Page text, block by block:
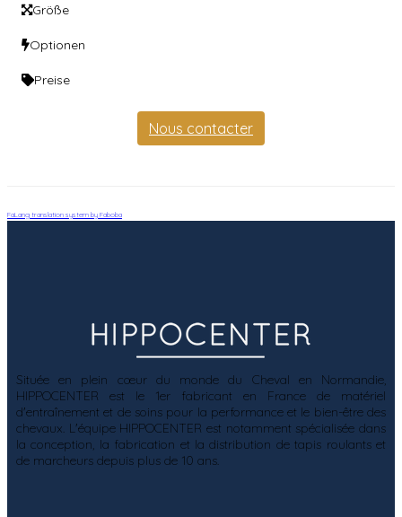
Größe
Optionen
Preise
Nous contacter
FaLang translation system by Faboba
Située en plein cœur du monde du Cheval en Normandie,
HIPPOCENTER est le 1er fabricant en France de matériel
d'entraînement et de soins pour la performance et le bien-être des
chevaux. L'équipe HIPPOCENTER est notamment spécialisée dans
la conception, la fabrication et la distribution de tapis roulants et
de marcheurs depuis plus de 10 ans.